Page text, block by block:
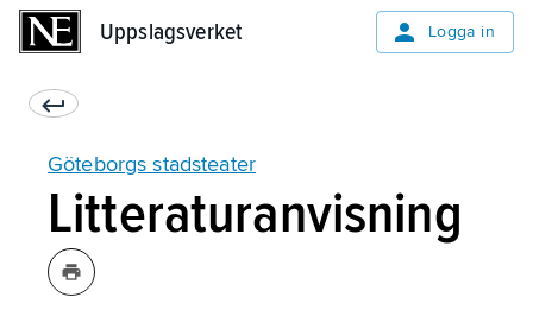
Uppslagsverket Logga in
Göteborgs stadsteater
Litteraturanvisning